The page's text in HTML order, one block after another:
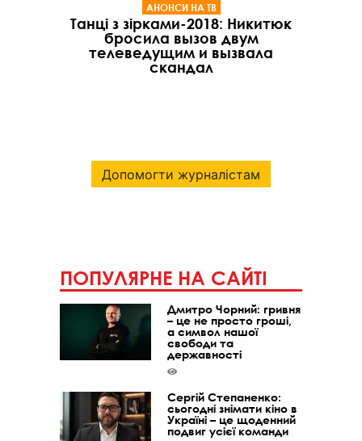
АНОНСИ НА ТВ
Танці з зірками-2018: Никитюк
бросила вызов двум
телеведущим и вызвала
скандал
Допомогти журналістам
ПОПУЛЯРНЕ НА САЙТІ
Дмитро Чорний: гривня
– це не просто гроші,
а символ нашої
свободи та
державності
Сергій Степаненко:
сьогодні знімати кіно в
Україні – це щоденний
подвиг усієї команди